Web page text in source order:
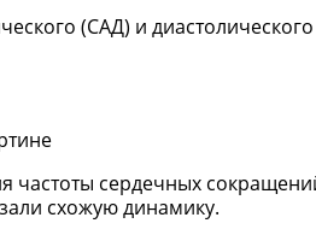
(САД) и
частоты сердечных
схожую динамику.